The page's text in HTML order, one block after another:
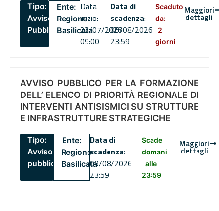
Tipo:
Avviso
Pubblico
Ente:
Regione
Basilicata
Data
inizio:
22/07/2026
09:00
Data di
scadenza:
06/08/2026
23:59
Scaduto
da:
2
giorni
Maggiori
dettagli
AVVISO PUBBLICO PER LA FORMAZIONE
DELL’ ELENCO DI PRIORITÀ REGIONALE DI
INTERVENTI ANTISISMICI SU STRUTTURE
E INFRASTRUTTURE STRATEGICHE
Tipo:
Avviso
pubblico
Ente:
Regione
Basilicata
Data di
scadenza:
09/08/2026
23:59
Scade
domani
alle
23:59
Maggiori
dettagli